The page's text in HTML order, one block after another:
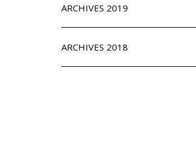
ARCHIVES 2019
ARCHIVES 2018